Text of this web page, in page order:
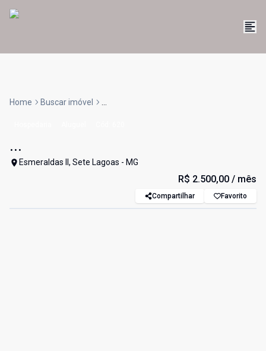
Home Buscar imóvel ...
...
Esmeraldas II, Sete Lagoas - MG
R$ 2.500,00 / mês
Compartilhar Favorito